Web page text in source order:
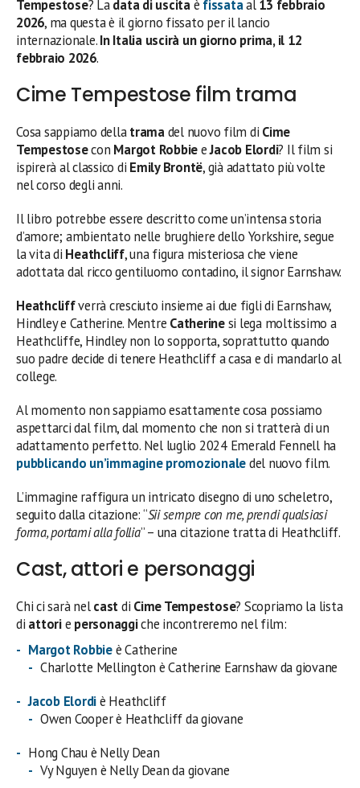
Tempestose? Ladata di uscitaè fissataal13 febbraio
2026, ma questa è il giorno fissato per il lancio
internazionale.In Italia uscirà un giorno prima, il 12
febbraio 2026.
Cime Tempestose film trama
Cosa sappiamo dellatramadel nuovo film di Cime
Tempestosecon Margot RobbieeJacob Elordi? Il film si
ispirerà al classico di Emily Brontë, già adattato più volte
nel corso degli anni.
Il libro potrebbe essere descritto come un’intensa storia
d’amore; ambientato nelle brughiere dello Yorkshire, segue
la vita di Heathcliff, una figura misteriosa che viene
adottata dal ricco gentiluomo contadino, il signor Earnshaw.
Heathcliffverrà cresciuto insieme ai due figli di Earnshaw,
Hindley e Catherine. Mentre Catherinesi lega moltissimo a
Heathcliffe, Hindley non lo sopporta, soprattutto quando
suo padre decide di tenere Heathcliff a casa e di mandarlo al
college.
Al momento non sappiamo esattamente cosa possiamo
aspettarci dal film, dal momento che non si tratterà di un
adattamento perfetto. Nel luglio 2024 Emerald Fennell ha
pubblicando un’immagine promozionaledel nuovo film.
L’immagine raffigura un intricato disegno di uno scheletro,
seguito dalla citazione: “Sii sempre con me,prendi qualsiasi
forma, portami alla follia” – una citazione tratta di Heathcliff.
Cast, attori e personaggi
Chi ci sarà nelcastdi Cime Tempestose? Scopriamo la lista
di attorie personaggiche incontreremo nel film:
Margot Robbieè Catherine
Charlotte Mellington è Catherine Earnshaw da giovane
Jacob Elordiè Heathcliff
Owen Cooper è Heathcliff da giovane
Hong Chau è Nelly Dean
Vy Nguyen è Nelly Dean da giovane